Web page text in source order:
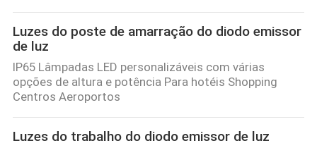
Luzes do poste de amarração do diodo emissor
de luz
IP65 Lâmpadas LED personalizáveis com várias
opções de altura e potência Para hotéis Shopping
Centros Aeroportos
Luzes do trabalho do diodo emissor de luz